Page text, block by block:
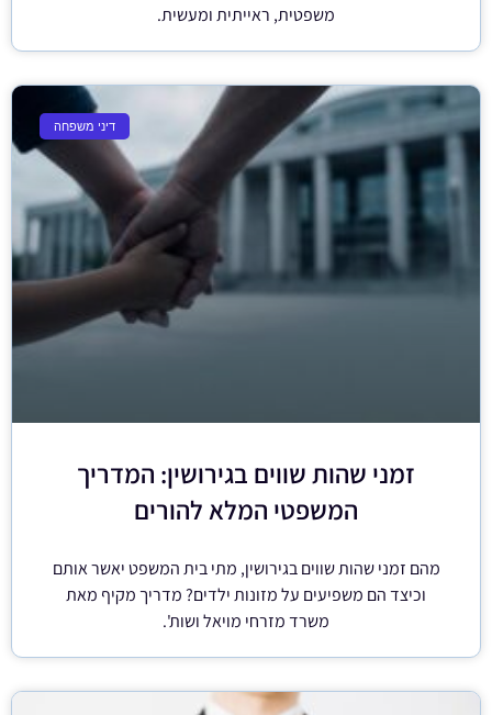
משפטית, ראייתית ומעשית.
דיני משפחה
זמני שהות שווים בגירושין: המדריך
המשפטי המלא להורים
מהם זמני שהות שווים בגירושין, מתי בית המשפט יאשר אותם
וכיצד הם משפיעים על מזונות ילדים? מדריך מקיף מאת
משרד מזרחי מויאל ושות'.